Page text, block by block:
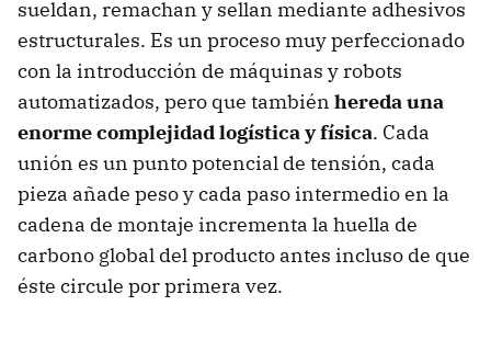
sueldan, remachan y sellan mediante adhesivos
estructurales. Es un proceso muy perfeccionado
con la introducción de máquinas y robots
automatizados, pero que también hereda una
enorme complejidad logística y física. Cada
unión es un punto potencial de tensión, cada
pieza añade peso y cada paso intermedio en la
cadena de montaje incrementa la huella de
carbono global del producto antes incluso de que
éste circule por primera vez.